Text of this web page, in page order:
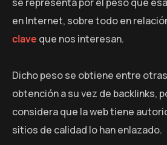
se representa por el peso que
en Internet, sobre todo en
clave que nos interesan.
Dicho peso se obtiene entre
obtención a su vez de backlinks,
considera que la web tiene
sitios de calidad lo han enlazado.